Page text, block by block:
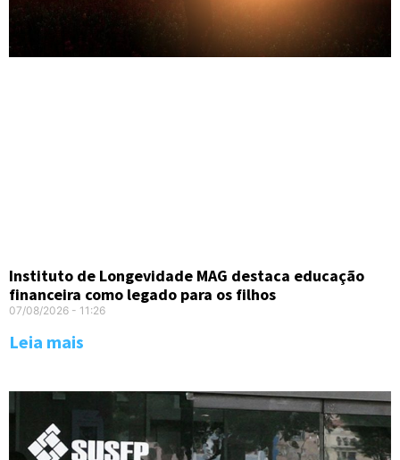
Instituto de Longevidade MAG destaca educação
financeira como legado para os filhos
07/08/2026 11:26
Leia mais